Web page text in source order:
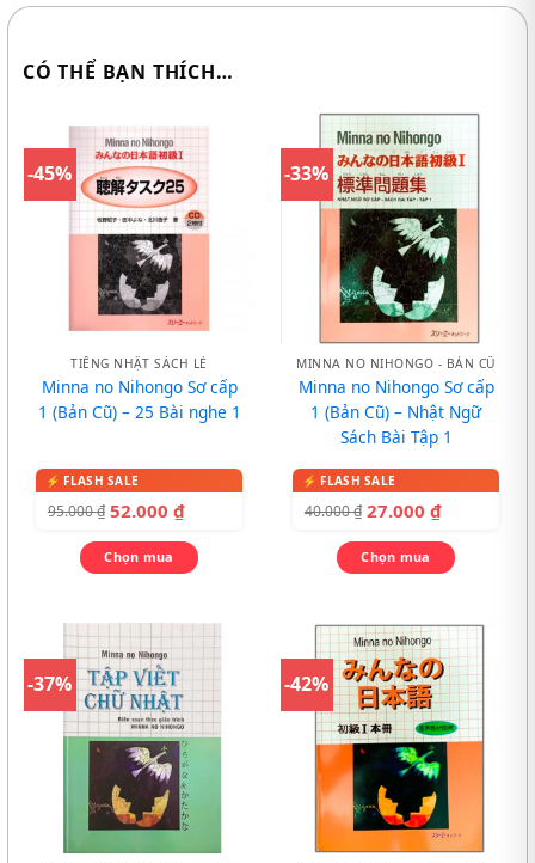
CÓ THỂ BẠN THÍCH…
-45%
TIẾNG NHẬT SÁCH LẺ
Minna no Nihongo Sơ cấp
1 (Bản Cũ) – 25 Bài nghe 1
95.000₫ 52.000 ₫
Chọn mua
-33%
MINNA NO NIHONGO - BẢN CŨ
Minna no Nihongo Sơ cấp
1 (Bản Cũ) – Nhật Ngữ
Sách Bài Tập 1
40.000₫ 27.000 ₫
Chọn mua
-37% -42%